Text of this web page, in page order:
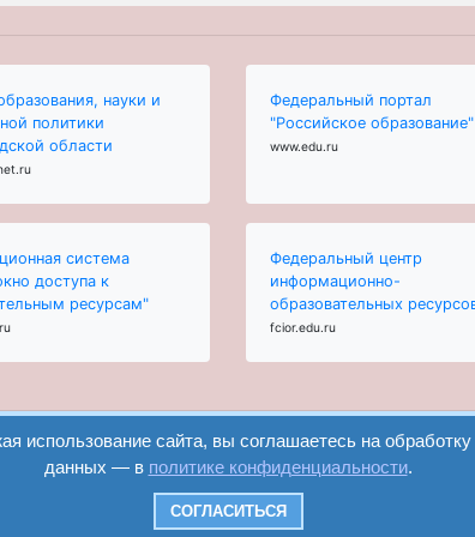
науки и
политики
области
Федеральный портал
"Российское образование"
www.edu.ru
система
доступа к
ресурсам"
Федеральный центр
информационно-
образовательных
fcior.edu.ru
регистрация
сайта, вы соглашаетесь на
данных — в политике конфиденциальности.
СОГЛАСИТЬСЯ